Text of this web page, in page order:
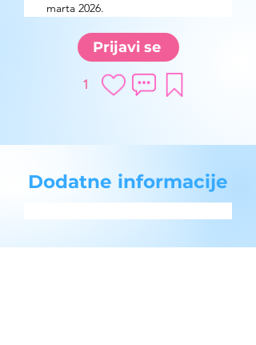
marta 2026.
Prijavi se
1
Dodatne informacije